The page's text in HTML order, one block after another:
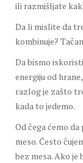
ili razmišljate
Da li mislite da
kombinuje?
Da bismo
energiju od
razlog je zašto
kada to jedemo.
Od čega ćemo
meso. Često
bez mesa. Ako je